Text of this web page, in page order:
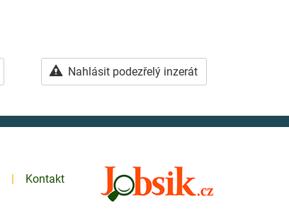
Nahlásit podezřelý inzerát
Kontakt